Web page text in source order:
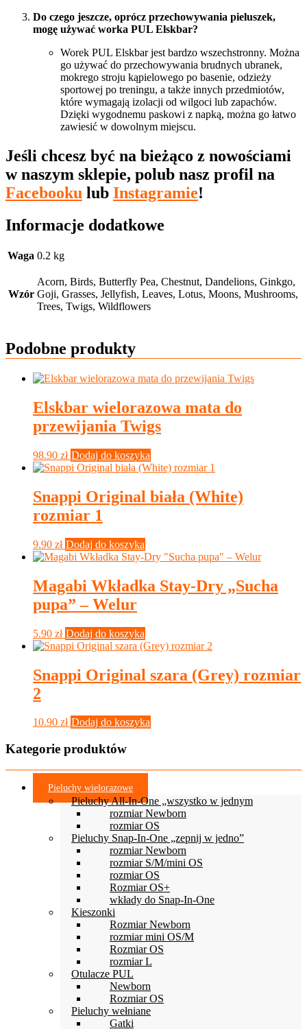
Do czego jeszcze, oprócz przechowywania pieluszek,
mogę używać worka PUL Elskbar?
Worek PUL Elskbar jest bardzo wszechstronny. Można
go używać do przechowywania brudnych ubranek,
mokrego stroju kąpielowego po basenie, odzieży
sportowej po treningu, a także innych przedmiotów,
które wymagają izolacji od wilgoci lub zapachów.
Dzięki wygodnemu paskowi z napką, można go łatwo
zawiesić w dowolnym miejscu.
Jeśli chcesz być na bieżąco z nowościami
w naszym sklepie, polub nasz profil na
Facebooku lub Instagramie!
Informacje dodatkowe
Waga 0.2 kg
Wzór
Acorn, Birds, Butterfly Pea, Chestnut, Dandelions, Ginkgo,
Goji, Grasses, Jellyfish, Leaves, Lotus, Moons, Mushrooms,
Trees, Twigs, Wildflowers
Podobne produkty
Elskbar wielorazowa mata do
przewijania Twigs
98.90 zł Dodaj do koszyka
Snappi Original biała (White)
rozmiar 1
9.90 zł Dodaj do koszyka
Magabi Wkładka Stay-Dry „Sucha
pupa” – Welur
5.90 zł Dodaj do koszyka
Snappi Original szara (Grey) rozmiar
2
10.90 zł Dodaj do koszyka
Kategorie produktów
Pieluchy wielorazowe
Pieluchy All-In-One „wszystko w jednym
rozmiar Newborn
rozmiar OS
Pieluchy Snap-In-One „zepnij w jedno”
rozmiar Newborn
rozmiar S/M/mini OS
rozmiar OS
Rozmiar OS+
wkłady do Snap-In-One
Kieszonki
Rozmiar Newborn
rozmiar mini OS/M
Rozmiar OS
rozmiar L
Otulacze PUL
Newborn
Rozmiar OS
Pieluchy wełniane
Gatki